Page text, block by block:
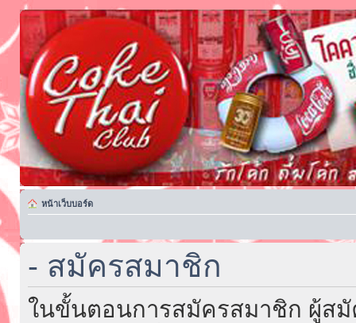
หน้าเว็บบอร์ด
- สมัครสมาชิก
ในขั้นตอนการสมัครสมาชิก ผู้ส